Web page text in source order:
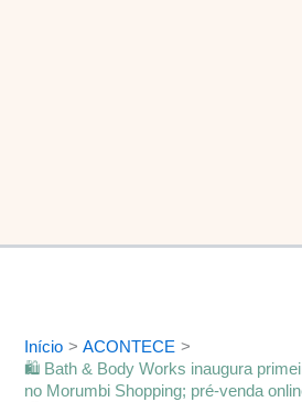
Início
ACONTECE
🛍️ Bath & Body Works inaugura
no Morumbi Shopping; pré-venda